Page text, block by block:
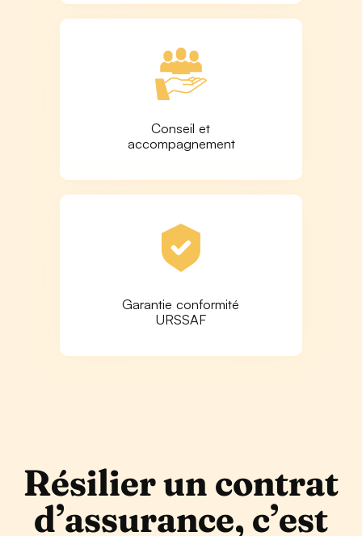
Conseil et
accompagnement
Garantie conformité
URSSAF
Résilier un contrat
d’assurance, c’est